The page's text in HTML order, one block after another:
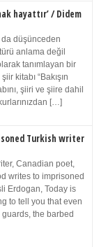
hayattır’ / Didem
düşünceden
anlama değil
tanımlayan bir
kitabı “Bakışın
şiiri ve şiire dahil
[…]
Turkish writer
Canadian poet,
writes to imprisoned
Erdogan, Today is
to tell you that even
the barbed